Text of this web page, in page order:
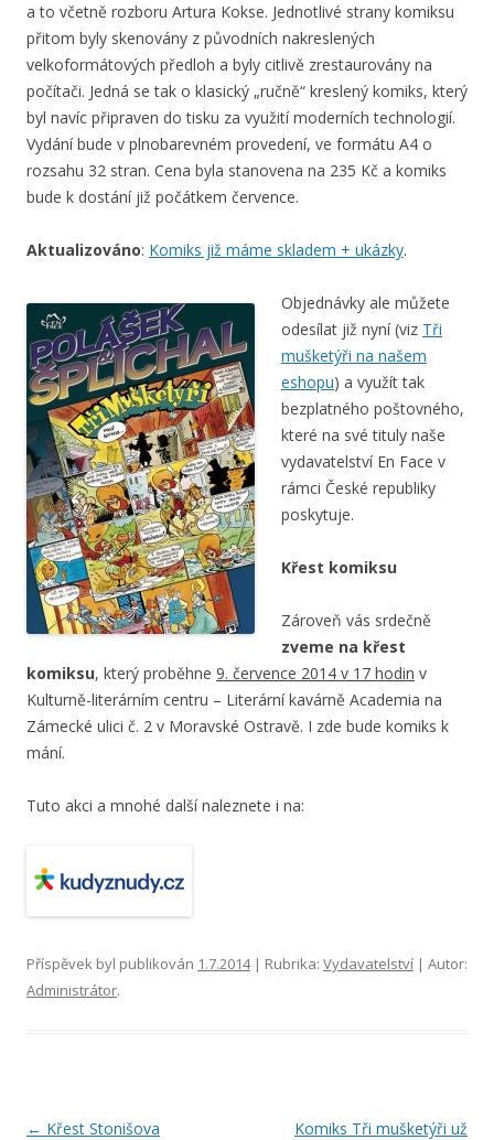
a to včetně rozboru Artura Kokse. Jednotlivé strany komiksu
přitom byly skenovány z původních nakreslených
velkoformátových předloh a byly citlivě zrestaurovány na
počítači. Jedná se tak o klasický „ručně“ kreslený komiks, který
byl navíc připraven do tisku za využití moderních technologií.
Vydání bude v plnobarevném provedení, ve formátu A4 o
rozsahu 32 stran. Cena byla stanovena na 235 Kč a komiks
bude k dostání již počátkem července.
Aktualizováno: Komiks již máme skladem + ukázky.
Objednávky ale můžete
odesílat již nyní (viz Tři
mušketýři na našem
eshopu) a využít tak
bezplatného poštovného,
které na své tituly naše
vydavatelství En Face v
rámci České republiky
poskytuje.
Křest komiksu
Zároveň vás srdečně
zveme na křest
komiksu, který proběhne 9. července 2014 v 17 hodin v
Kulturně-literárním centru – Literární kavárně Academia na
Zámecké ulici č. 2 v Moravské Ostravě. I zde bude komiks k
mání.
Tuto akci a mnohé další naleznete i na:
Příspěvek byl publikován 1.7.2014| Rubrika: Vydavatelství | Autor:
Administrátor.
Navigace pro příspěvky
← Křest Stonišova
Komiks Tři mušketýři už